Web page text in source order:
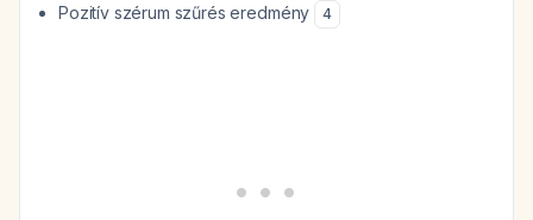
Pozitív szérum szűrés eredmény 4